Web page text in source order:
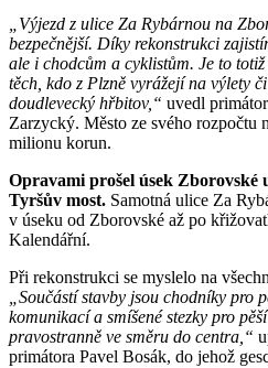
„Výjezd z ulice Za Rybárnou na
bezpečnější. Díky rekonstrukci
ale i chodcům a cyklistům. Je to
těch, kdo z Plzně vyrážejí na výlety
doudlevecký hřbitov,“ uvedl
Zarzycký. Město ze svého rozpočtu
milionu korun.
Opravami prošel úsek Zborovské
Tyršův most. Samotná ulice Za
v úseku od Zborovské až po
Kalendářní.
Při rekonstrukci se myslelo na
„Součástí stavby jsou chodníky pro
komunikací a smíšené stezky pro
pravostranně ve směru do centra,“
primátora Pavel Bosák, do jehož